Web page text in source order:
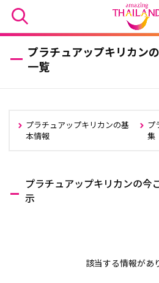
プラチュアップキリカン
一覧
プラチュアップキリカンの基
本情報
プ
集
プラチュアップキリカンの今
示
該当する情報があ